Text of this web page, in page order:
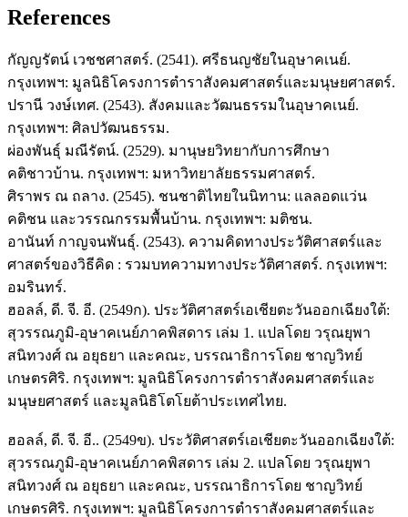
References
กัญญรัตน์ เวชชศาสตร์. (2541). ศรีธนญชัยในอุษาคเนย์.
กรุงเทพฯ: มูลนิธิโครงการตำราสังคมศาสตร์และมนุษยศาสตร์.
ปรานี วงษ์เทศ. (2543). สังคมและวัฒนธรรมในอุษาคเนย์.
กรุงเทพฯ: ศิลปวัฒนธรรม.
ผ่องพันธุ์ มณีรัตน์. (2529). มานุษยวิทยากับการศึกษา
คติชาวบ้าน. กรุงเทพฯ: มหาวิทยาลัยธรรมศาสตร์.
ศิราพร ณ ถลาง. (2545). ชนชาติไทยในนิทาน: แลลอดแว่น
คติชน และวรรณกรรมพื้นบ้าน. กรุงเทพฯ: มติชน.
อานันท์ กาญจนพันธุ์. (2543). ความคิดทางประวัติศาสตร์และ
ศาสตร์ของวิธีคิด : รวมบทความทางประวัติศาสตร์. กรุงเทพฯ:
อมรินทร์.
ฮอลล์, ดี. จี. อี. (2549ก). ประวัติศาสตร์เอเชียตะวันออกเฉียงใต้:
สุวรรณภูมิ-อุษาคเนย์ภาคพิสดาร เล่ม 1. แปลโดย วรุณยุพา
สนิทวงศ์ ณ อยุธยา และคณะ, บรรณาธิการโดย ชาญวิทย์
เกษตรศิริ. กรุงเทพฯ: มูลนิธิโครงการตำราสังคมศาสตร์และ
มนุษยศาสตร์ และมูลนิธิโตโยต้าประเทศไทย.
ฮอลล์, ดี. จี. อี.. (2549ข). ประวัติศาสตร์เอเชียตะวันออกเฉียงใต้:
สุวรรณภูมิ-อุษาคเนย์ภาคพิสดาร เล่ม 2. แปลโดย วรุณยุพา
สนิทวงศ์ ณ อยุธยา และคณะ, บรรณาธิการโดย ชาญวิทย์
เกษตรศิริ. กรุงเทพฯ: มูลนิธิโครงการตำราสังคมศาสตร์และ